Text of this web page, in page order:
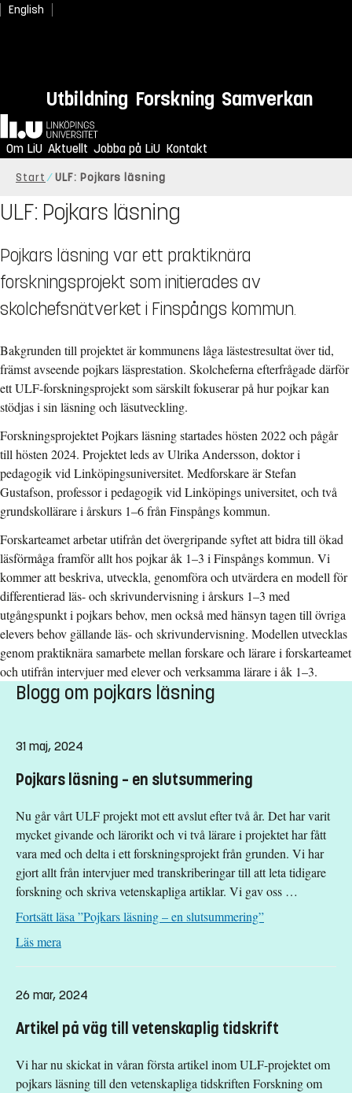
English
Utbildning Forskning Samverkan
Hem
Om LiU Aktuellt Jobba på LiU Kontakt
Start ULF: Pojkars läsning
ULF: Pojkars läsning
Pojkars läsning var ett praktiknära
forskningsprojekt som initierades av
skolchefsnätverket i Finspångs kommun.
Bakgrunden till projektet är kommunens låga lästestresultat över tid,
främst avseende pojkars läsprestation. Skolcheferna efterfrågade därför
ett ULF-forskningsprojekt som särskilt fokuserar på hur pojkar kan
stödjas i sin läsning och läsutveckling.
Forskningsprojektet Pojkars läsning startades hösten 2022 och pågår
till hösten 2024. Projektet leds av Ulrika Andersson, doktor i
pedagogik vid Linköpingsuniversitet. Medforskare är Stefan
Gustafson, professor i pedagogik vid Linköpings universitet, och två
grundskollärare i årskurs 1–6 från Finspångs kommun.
Forskarteamet arbetar utifrån det övergripande syftet att bidra till ökad
läsförmåga framför allt hos pojkar åk 1–3 i Finspångs kommun. Vi
kommer att beskriva, utveckla, genomföra och utvärdera en modell för
differentierad läs- och skrivundervisning i årskurs 1–3 med
utgångspunkt i pojkars behov, men också med hänsyn tagen till övriga
elevers behov gällande läs- och skrivundervisning. Modellen utvecklas
genom praktiknära samarbete mellan forskare och lärare i forskarteamet
och utifrån intervjuer med elever och verksamma lärare i åk 1–3.
Blogg om pojkars läsning
31 maj, 2024
Pojkars läsning – en slutsummering
Nu går vårt ULF projekt mot ett avslut efter två år. Det har varit
mycket givande och lärorikt och vi två lärare i projektet har fått
vara med och delta i ett forskningsprojekt från grunden. Vi har
gjort allt från intervjuer med transkriberingar till att leta tidigare
forskning och skriva vetenskapliga artiklar. Vi gav oss …
Fortsätt läsa ”Pojkars läsning – en slutsummering”
Läs mera
26 mar, 2024
Artikel på väg till vetenskaplig tidskrift
Vi har nu skickat in våran första artikel inom ULF-projektet om
pojkars läsning till den vetenskapliga tidskriften Forskning om